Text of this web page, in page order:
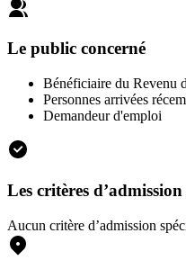
Le public concerné
Bénéficiaire du Revenu
Personnes arrivées
Demandeur d'emploi
Les critères d’admission
Aucun critère d’admission